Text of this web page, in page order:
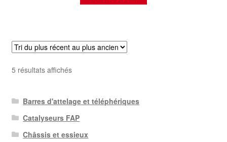
5 résultats affichésTrié
récent
au
plus
ancien
Barres d'attelage et téléphériques
Catalyseurs FAP
Châssis et essieux